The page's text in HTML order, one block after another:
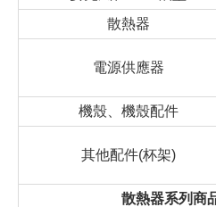
散熱器
電源供應器
機殼、機殼配件
其他配件(杯架)
散熱器系列商